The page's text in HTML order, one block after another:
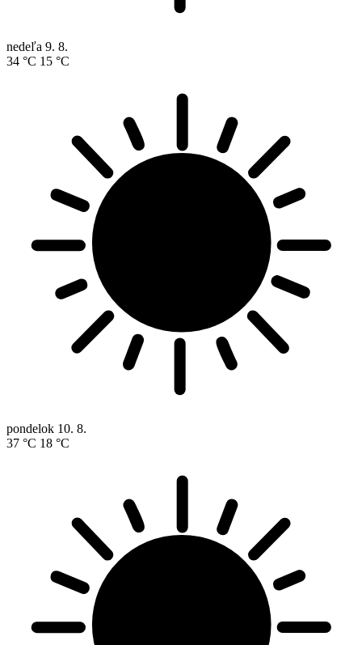
nedeľa 9. 8.
34 °C 15 °C
pondelok 10. 8.
37 °C 18 °C